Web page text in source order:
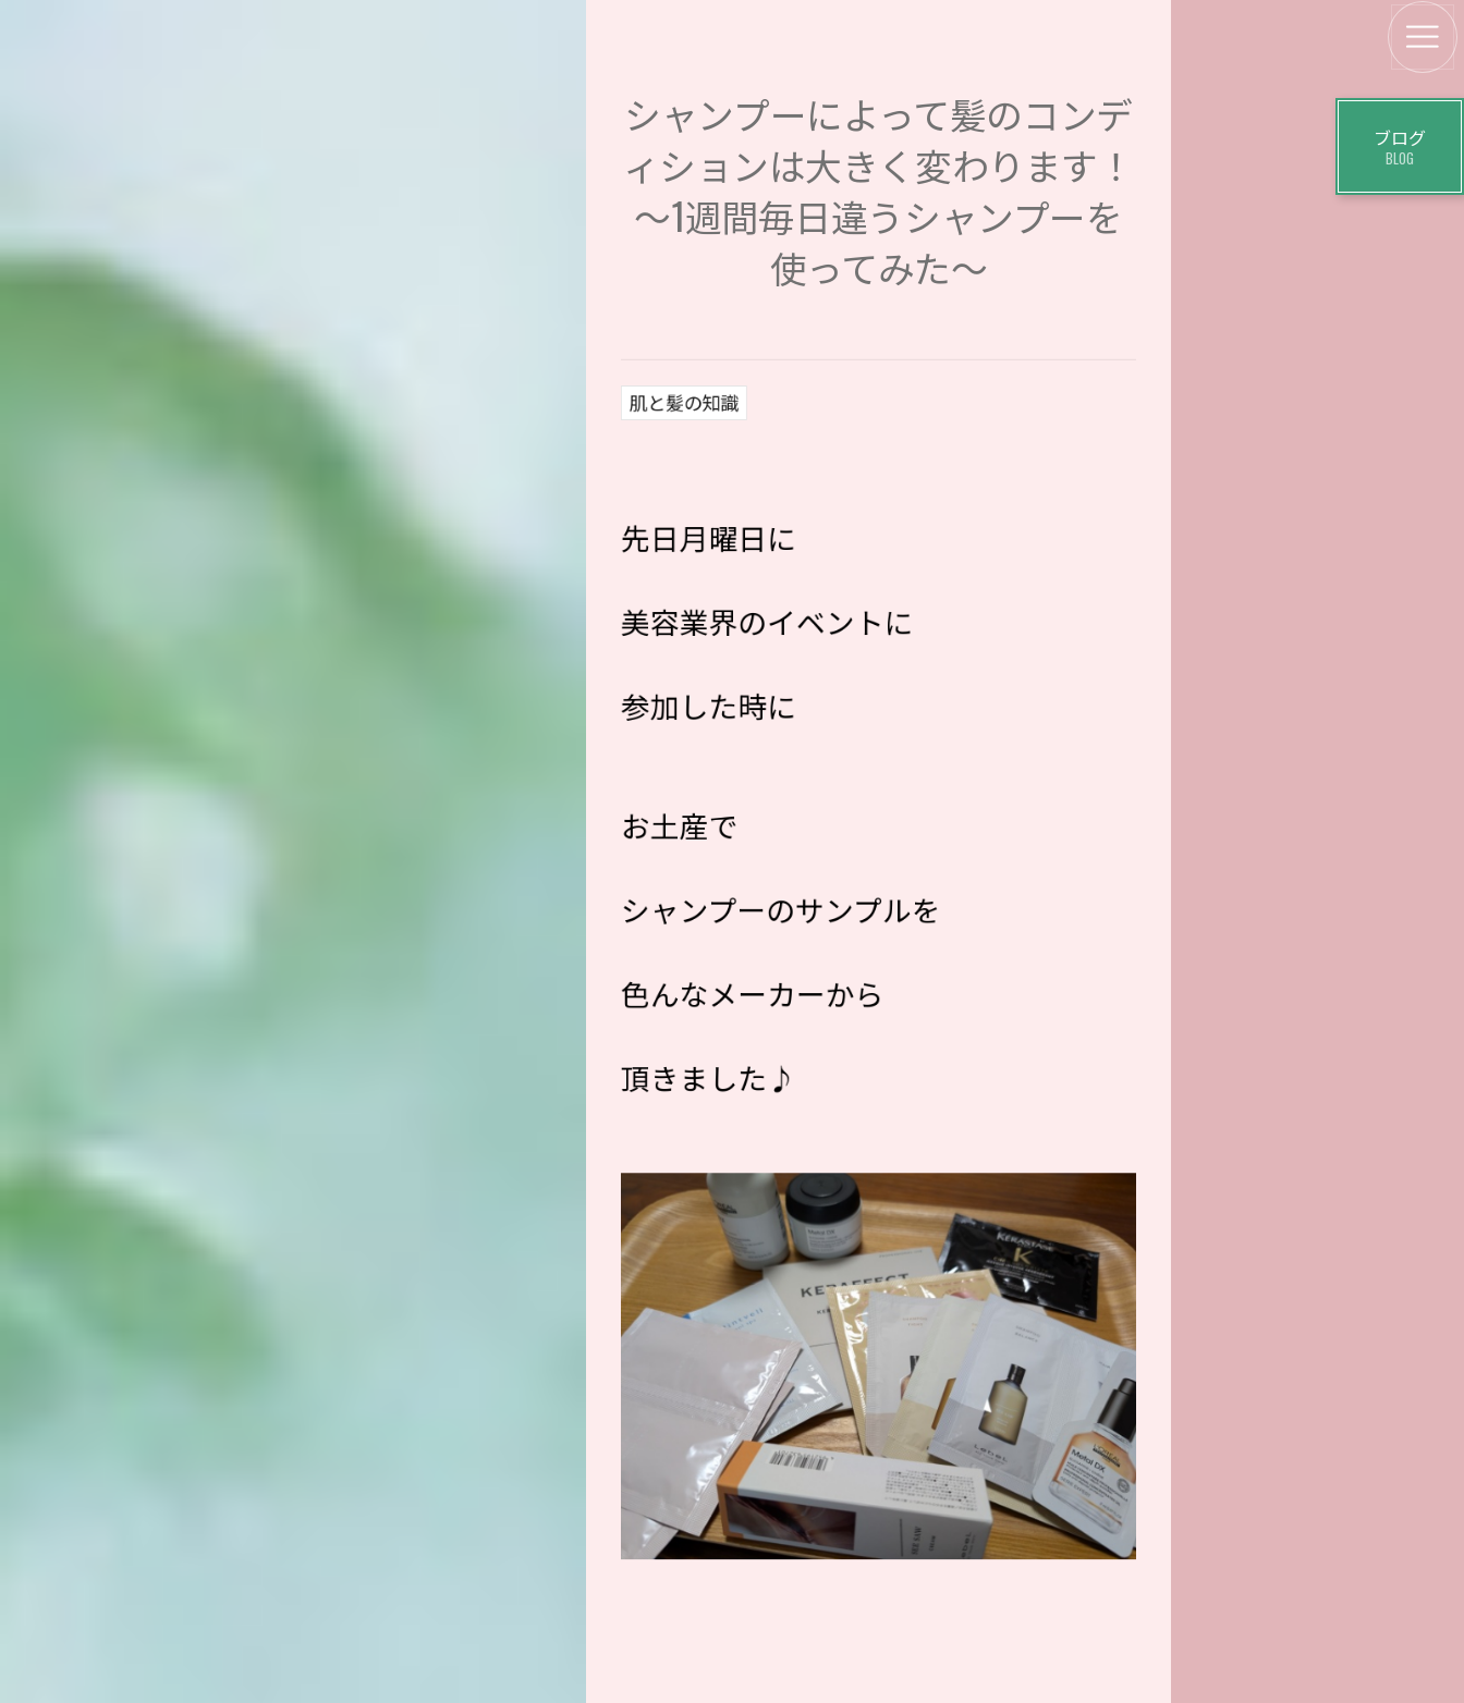
シャンプーによって髪のコンデ
ィションは大きく変わります！
～1週間毎日違うシャンプーを
使ってみた～
肌と髪の知識
先日月曜日に
美容業界のイベントに
参加した時に
お土産で
シャンプーのサンプルを
色んなメーカーから
頂きました♪
ブログ
BLOG